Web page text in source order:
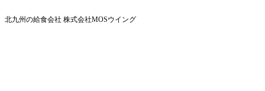
北九州の給食会社 株式会社MOSウイング